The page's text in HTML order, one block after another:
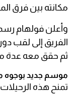
مكانته بين فرق
وأعلن فولهام
الفريق إلى لقب
ثم حقق معه عدة
موسم جديد بوجوه